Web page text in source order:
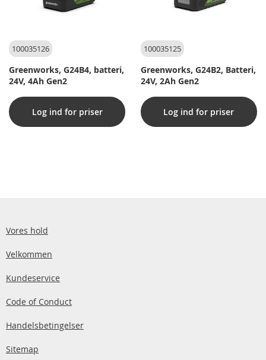
100035126
Greenworks, G24B4, batteri,
24V, 4Ah Gen2
Log ind for priser
100035125
Greenworks, G24B2, Batteri,
24V, 2Ah Gen2
Log ind for priser
Vores hold
Velkommen
Kundeservice
Code of Conduct
Handelsbetingelser
Sitemap